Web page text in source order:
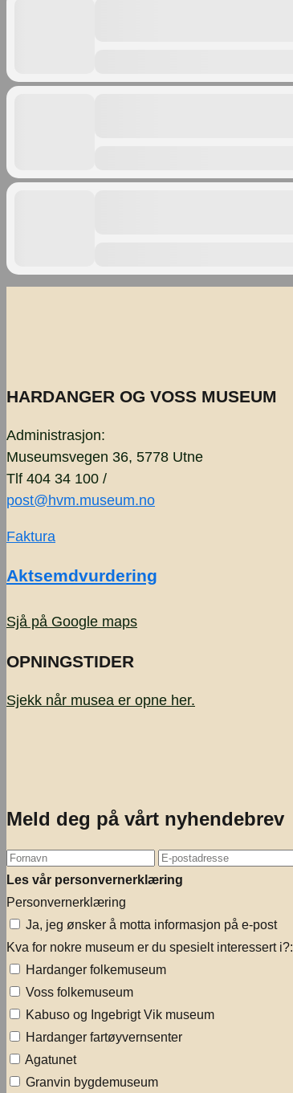
HARDANGER OG VOSS MUSEUM
Administrasjon:
Museumsvegen 36, 5778 Utne
Tlf 404 34 100 /
post@hvm.museum.no
Faktura
Aktsemdvurdering
Sjå på Google maps
OPNINGSTIDER
Sjekk når musea er opne her.
Meld deg på vårt nyhendebrev
Les vår personvernerklæring
Personvernerklæring
Ja, jeg ønsker å motta informasjon på e-post
Kva for nokre museum er du spesielt interessert i?:
Hardanger folkemuseum
Voss folkemuseum
Kabuso og Ingebrigt Vik museum
Hardanger fartøyvernsenter
Agatunet
Granvin bygdemuseum